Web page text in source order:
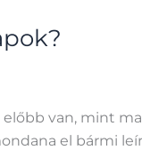
van, mint
el bármi